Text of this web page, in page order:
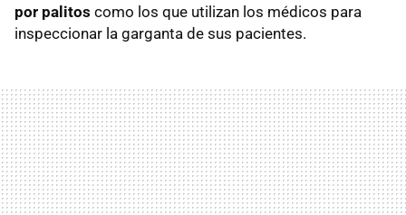
por palitos como los que utilizan los médicos para
inspeccionar la garganta de sus pacientes.